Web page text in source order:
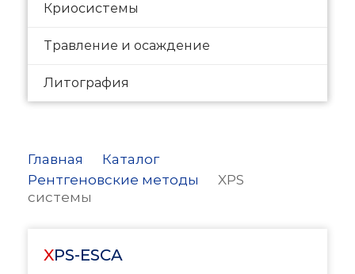
Криосистемы
Травление и осаждение
Литография
Главная
Каталог
Рентгеновские методы
XPS
системы
XPS-ESCA